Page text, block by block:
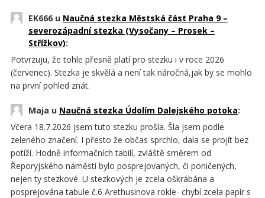
EK666 u Naučná stezka Městská část Praha 9 –
severozápadní stezka (Vysočany – Prosek –
Střížkov):
Potvrzuju, že tohle přesně platí pro stezku i v roce 2026
(červenec). Stezka je skvělá a není tak náročná,jak by se mohlo
na první pohled znát.
Maja u Naučná stezka Údolím Dalejského potoka:
Včera 18.7.2026 jsem tuto stezku prošla. Šla jsem podle
zeleného značení. I přesto že občas sprchlo, dala se projít bez
potíží. Hodně informačních tabilí, zvláště směrem od
Řeporyjského náměstí bylo posprejovaných, či poničených,
nejen ty stezkové. U stezkových je zcela oškrábána a
posprejována tabule č.6 Arethusinova rokle- chybí zcela papír s